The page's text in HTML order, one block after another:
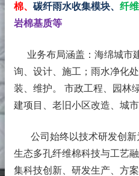
棉、 碳纤雨水收集模块、 纤
岩棉基质等
业务布局涵盖：海绵城市
询、设计、施工；雨水净化
装、维护。 市政工程、园林
建项目、老旧小区改造、城市
公司始终以技术研发创
生态多孔纤维棉科技与工艺
集科技创新、研发生产、方